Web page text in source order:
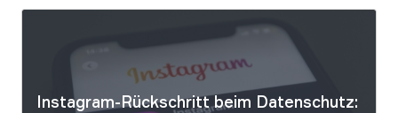
Weitergabe gegen die europäische
Datenschutz-Grundverordnung verstößt und
Instagram-Rückschritt beim Datenschutz: